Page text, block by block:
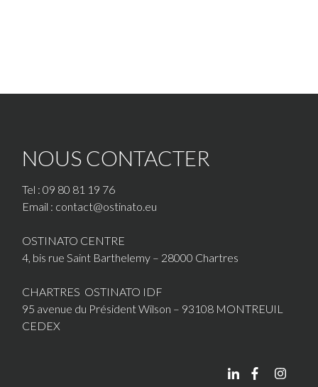
NOUS CONTACTER
Tel : 09 80 81 19 76
Email : contact@ostinato.eu
OSTINATO CENTRE
4, bis rue Saint Barthelemy – 28000 Chartres
CHARTRES OSTINATO IDF
95 avenue du Président Wilson – 93108 MONTREUIL
CEDEX